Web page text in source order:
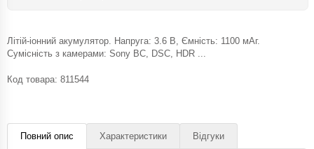
Літій-іонний акумулятор. Напруга: 3.6 В, Ємність: 1100 мАг.
Сумісність з камерами: Sony BC, DSC, HDR ...
Код товара: 811544
Повний опис Характеристики Відгуки